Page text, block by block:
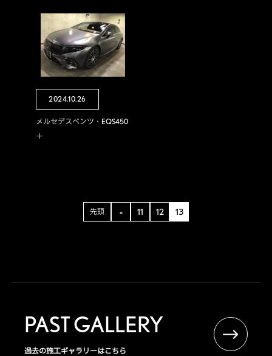
2024.10.26
メルセデスベンツ・EQS450
＋
先頭 « 11 12 13
PAST GALLERY
過去の施工ギャラリーはこちら